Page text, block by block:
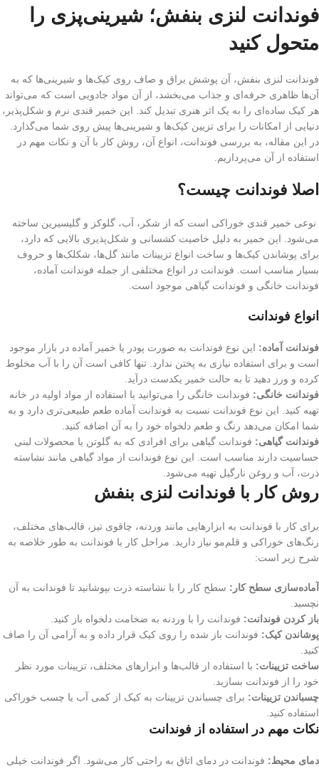
فوندانت لنزی بنفش؛ شیرینی‌پزی را
متحول کنید
فوندانت لنزی بنفش، آن پوشش براق و صاف روی کیک‌ها و شیرینی‌ها که به
آن‌ها ظاهری حرفه‌ای و جذاب می‌بخشد، از آن مواد جادویی است که می‌تواند
هر کیک ساده‌ای را به یک اثر هنری تبدیل کند. این خمیر قندی نرم و شکل‌پذیر،
دنیایی از امکانات را برای تزیین کیک‌ها و شیرینی‌ها پیش روی شما می‌گذارد.
در این مقاله، به بررسی فوندانت، انواع آن، روش کار با آن و نکات مهم در
استفاده از آن می‌پردازیم.
اصلا فوندانت چیست؟
نوعی خمیر قندی خوراکی است که از شکر، آب، گلوکز و گلیسیرین ساخته
می‌شود. این خمیر به دلیل خاصیت کشسانی و شکل‌پذیری بالایی که دارد،
برای پوشاندن کیک‌ها و ساخت انواع تزیینات مانند گل‌ها، شکلک‌ها و حروف
بسیار مناسب است. فوندانت در انواع مختلفی از جمله فوندانت آماده،
فوندانت خانگی و فوندانت گیاهی موجود است.
انواع فوندانت
فوندانت آماده: این نوع فوندانت به صورت پودر یا خمیر آماده در بازار موجود
است و برای استفاده نیازی به پختن ندارد. تنها کافی است آن را با آب مخلوط
کرده و ورز دهید تا به حالت خمیر یکدست درآید.
فوندانت خانگی: فوندانت خانگی را می‌توانید با استفاده از مواد اولیه در خانه
تهیه کنید. این نوع فوندانت نسبت به فوندانت آماده طعم طبیعی‌تری دارد و به
شما امکان می‌دهد رنگ و طعم دلخواه خود را به آن اضافه کنید.
فوندانت گیاهی: فوندانت گیاهی برای افرادی که به گلوتن یا محصولات لبنی
حساسیت دارند مناسب است. این نوع فوندانت از مواد گیاهی مانند نشاسته
ذرت، آب و روغن نارگیل تهیه می‌شود.
روش کار با فوندانت لنزی بنفش
برای کار با فوندانت به ابزارهایی مانند وردنه، چاقوی تیز، قالب‌های مختلف،
رنگ‌های خوراکی و قلم‌مو نیاز دارید. مراحل کار با فوندانت به طور خلاصه به
شرح زیر است:
آماده‌سازی سطح کار: سطح کار را با نشاسته ذرت بپوشانید تا فوندانت به آن
نچسبد.
باز کردن فوندانت: فوندانت را با وردنه به ضخامت دلخواه باز کنید.
پوشاندن کیک: فوندانت باز شده را روی کیک قرار داده و به آرامی آن را صاف
کنید.
ساخت تزیینات: با استفاده از قالب‌ها و ابزارهای مختلف، تزیینات مورد نظر
خود را از فوندانت بسازید.
چسباندن تزیینات: برای چسباندن تزیینات به کیک از کمی آب یا چسب خوراکی
استفاده کنید.
نکات مهم در استفاده از فوندانت
دمای محیط: فوندانت در دمای اتاق به راحتی کار می‌شود. اگر فوندانت خیلی